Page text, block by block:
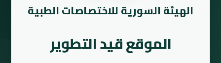
الهيئة السورية للاختصاصات الطبية
الموقع قيد التطوير